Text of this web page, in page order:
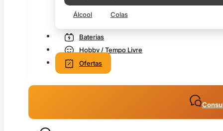
Álcool Colas
Baterias
Hobby / Tempo Livre
Ofertas